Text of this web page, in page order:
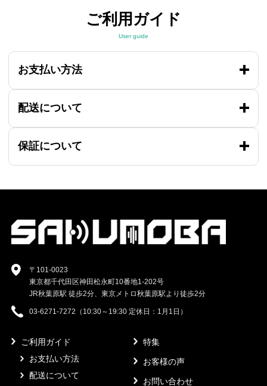
ご利用ガイド
User guide
お支払い方法
配送について
保証について
〒101-0023
東京都千代田区神田松永町10番地1-202号
JR秋葉原駅 徒歩2分、東京メトロ秋葉原駅より徒歩2分
03-6271-7272（10:30～19:30 定休日：1月1日）
ご利用ガイド
お支払い方法
配送について
特集
お客様の声
お問い合わせ